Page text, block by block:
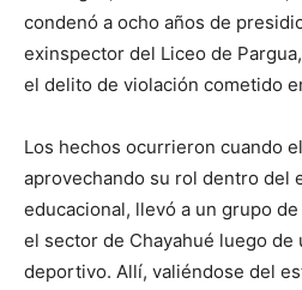
condenó a ocho años de
exinspector del Liceo de
el delito de violación cometido
Los hechos ocurrieron cuando
aprovechando su rol dentro del
educacional, llevó a un grupo
el sector de Chayahué luego de
deportivo. Allí, valiéndose del